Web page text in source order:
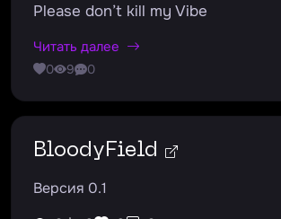
Please don’t kill my Vibe
Читать далее
0 9 0
BloodyField
Версия 0.1